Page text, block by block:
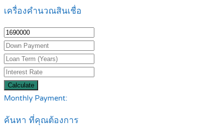
เครื่องคำนวณสินเชื่อ
Calculate
Monthly Payment:
ค้นหา ที่คุณต้องการ